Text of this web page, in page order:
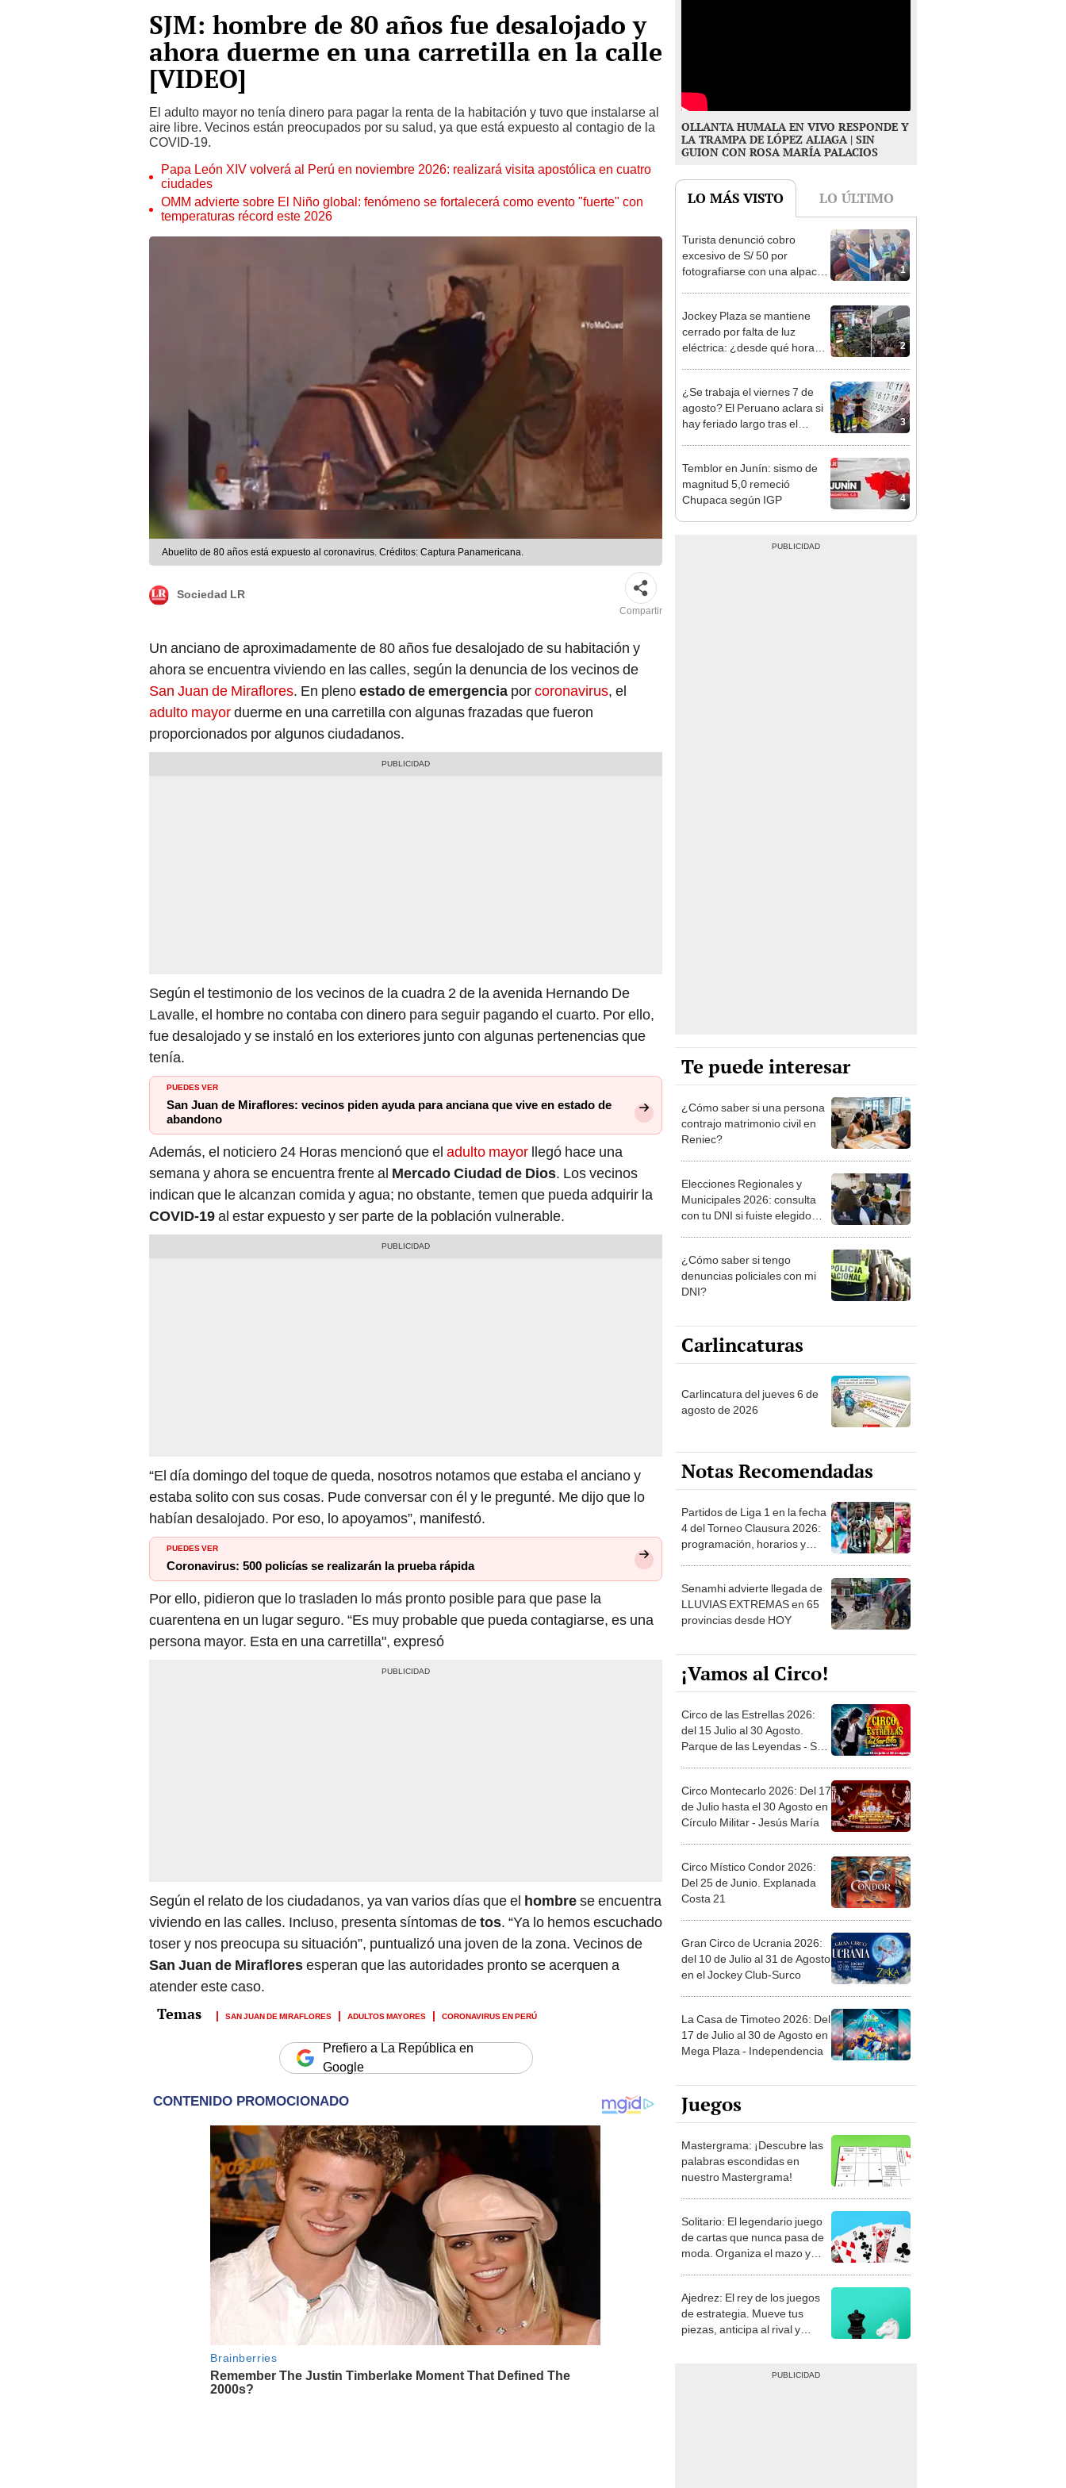
SJM: hombre de 80 años fue desalojado y
ahora duerme en una carretilla en la calle
[VIDEO]
El adulto mayor no tenía dinero para pagar la renta de la habitación y tuvo que instalarse al
aire libre. Vecinos están preocupados por su salud, ya que está expuesto al contagio de la
COVID-19.
Papa León XIV volverá al Perú en noviembre 2026: realizará visita apostólica en cuatro
ciudades
OMM advierte sobre El Niño global: fenómeno se fortalecerá como evento "fuerte" con
temperaturas récord este 2026
Abuelito de 80 años está expuesto al coronavirus. Créditos: Captura Panamericana.
Sociedad LR
Compartir
Un anciano de aproximadamente de 80 años fue desalojado de su habitación y
ahora se encuentra viviendo en las calles, según la denuncia de los vecinos de
San Juan de Miraflores. En plenoestado de emergencia porcoronavirus, el
adulto mayorduerme en una carretilla con algunas frazadas que fueron
proporcionados por algunos ciudadanos.
Según el testimonio de los vecinos de la cuadra 2 de la avenida Hernando De
Lavalle, el hombre no contaba con dinero para seguir pagando el cuarto. Por ello,
fue desalojado y se instaló en los exteriores junto con algunas pertenencias que
tenía.
PUEDES VER
San Juan de Miraflores: vecinos piden ayuda para anciana que vive en estado de
abandono
Además, el noticiero 24 Horas mencionó que el adulto mayor llegó hace una
semana y ahora se encuentra frente al Mercado Ciudad de Dios. Los vecinos
indican que le alcanzan comida y agua; no obstante, temen que pueda adquirir la
COVID-19al estar expuesto y ser parte de la población vulnerable.
“El día domingo del toque de queda, nosotros notamos que estaba el anciano y
estaba solito con sus cosas. Pude conversar con él y le pregunté. Me dijo que lo
habían desalojado. Por eso, lo apoyamos”, manifestó.
PUEDES VER
Coronavirus: 500 policías se realizarán la prueba rápida
Por ello, pidieron que lo trasladen lo más pronto posible para que pase la
cuarentena en un lugar seguro. “Es muy probable que pueda contagiarse, es una
persona mayor. Esta en una carretilla", expresó
Según el relato de los ciudadanos, ya van varios días que el hombrese encuentra
viviendo en las calles. Incluso, presenta síntomas detos. “Ya lo hemos escuchado
toser y nos preocupa su situación”, puntualizó una joven de la zona. Vecinos de
San Juan de Mirafloresesperan que las autoridades pronto se acerquen a
atender este caso.
SAN JUAN DE MIRAFLORES ADULTOS MAYORES CORONAVIRUS EN PERÚ
Prefiero a La República en
Google
OLLANTA HUMALA EN VIVO RESPONDE Y
LA TRAMPA DE LÓPEZ ALIAGA | SIN
GUION CON ROSA MARÍA PALACIOS
LO MÁS VISTO LO ÚLTIMO
1
Turista denunció cobro
excesivo de S/ 50 por
fotografiarse con una alpaca
2
Jockey Plaza se mantiene
cerrado por falta de luz
eléctrica: ¿desde qué hora
3
¿Se trabaja el viernes 7 de
agosto? El Peruano aclara si
hay feriado largo tras el
4
Temblor en Junín: sismo de
magnitud 5,0 remeció
Chupaca según IGP
Te puede interesar
¿Cómo saber si una persona
contrajo matrimonio civil en
Reniec?
Elecciones Regionales y
Municipales 2026: consulta
con tu DNI si fuiste elegido
la ONPE
¿Cómo saber si tengo
denuncias policiales con mi
DNI?
Carlincaturas
Carlincatura del jueves 6 de
agosto de 2026
Notas Recomendadas
Partidos de Liga 1 en la fecha
4 del Torneo Clausura 2026:
programación, horarios y
Senamhi advierte llegada de
LLUVIAS EXTREMAS en 65
provincias desde HOY
¡Vamos al Circo!
Circo de las Estrellas 2026:
del 15 Julio al 30 Agosto.
Parque de las Leyendas - San
Circo Montecarlo 2026: Del 17
de Julio hasta el 30 Agosto en
Círculo Militar - Jesús María
Circo Místico Condor 2026:
Del 25 de Junio. Explanada
Costa 21
Gran Circo de Ucrania 2026:
del 10 de Julio al 31 de Agosto
en el Jockey Club-Surco
La Casa de Timoteo 2026: Del
17 de Julio al 30 de Agosto en
Mega Plaza - Independencia
Juegos
Mastergrama: ¡Descubre las
palabras escondidas en
nuestro Mastergrama!
Solitario: El legendario juego
de cartas que nunca pasa de
moda. Organiza el mazo y
Ajedrez: El rey de los juegos
de estrategia. Mueve tus
piezas, anticipa al rival y